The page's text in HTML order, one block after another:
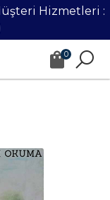
Hizmetleri :
0